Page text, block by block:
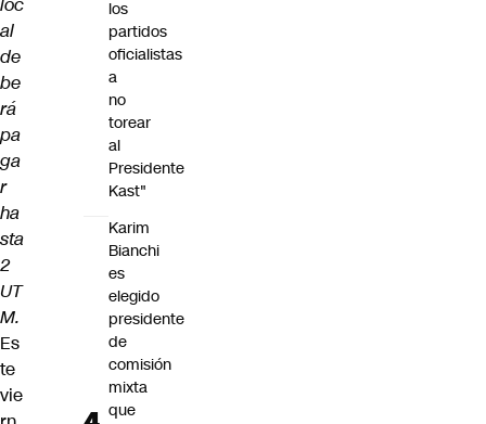
al
de
be
rá
pa
ga
r
ha
sta
2
UT
M.
Es
te
vie
los
partidos
oficialistas
a
no
torear
al
Presidente
Kast"
Karim
Bianchi
es
elegido
presidente
de
comisión
mixta
que